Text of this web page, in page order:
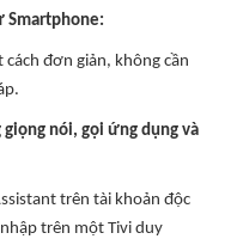
Smartphone:
đơn giản, không cần
nói, gọi ứng dụng và
trên tài khoản độc
trên một Tivi duy